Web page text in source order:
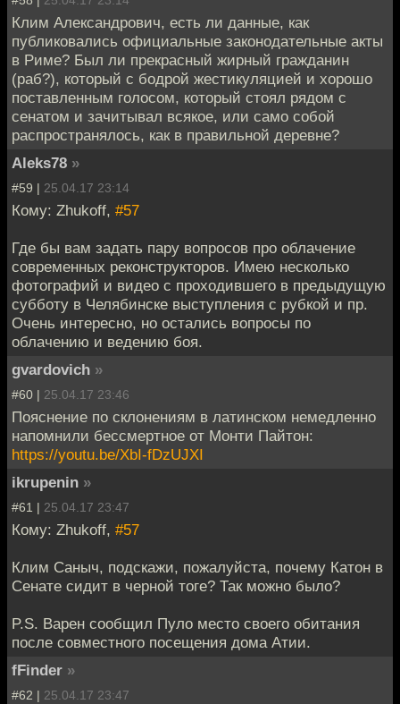
Клим Александрович, есть ли данные, как
публиковались официальные законодательные акты
в Риме? Был ли прекрасный жирный гражданин
(раб?), который с бодрой жестикуляцией и хорошо
поставленным голосом, который стоял рядом с
сенатом и зачитывал всякое, или само собой
распространялось, как в правильной деревне?
Aleks78 »
#59 | 25.04.17 23:14
Кому: Zhukoff, #57
Где бы вам задать пару вопросов про облачение
современных реконструкторов. Имею несколько
фотографий и видео с проходившего в предыдущую
субботу в Челябинске выступления с рубкой и пр.
Очень интересно, но остались вопросы по
облачению и ведению боя.
gvardovich »
#60 | 25.04.17 23:46
Пояснение по склонениям в латинском немедленно
напомнили бессмертное от Монти Пайтон:
https://youtu.be/XbI-fDzUJXI
ikrupenin »
#61 | 25.04.17 23:47
Кому: Zhukoff, #57
Клим Саныч, подскажи, пожалуйста, почему Катон в
Сенате сидит в черной тоге? Так можно было?
P.S. Варен сообщил Пуло место своего обитания
после совместного посещения дома Атии.
fFinder »
#62 | 25.04.17 23:47